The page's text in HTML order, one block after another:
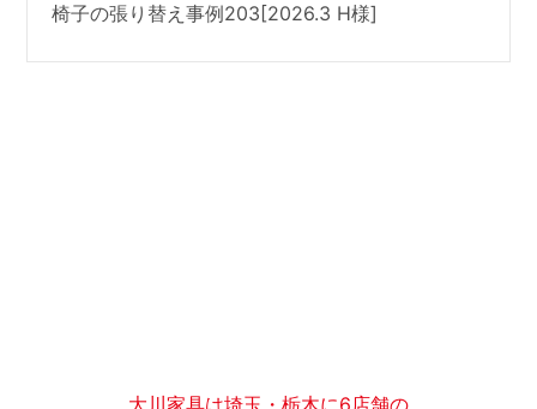
椅子の張り替え事例203[2026.3 H様]